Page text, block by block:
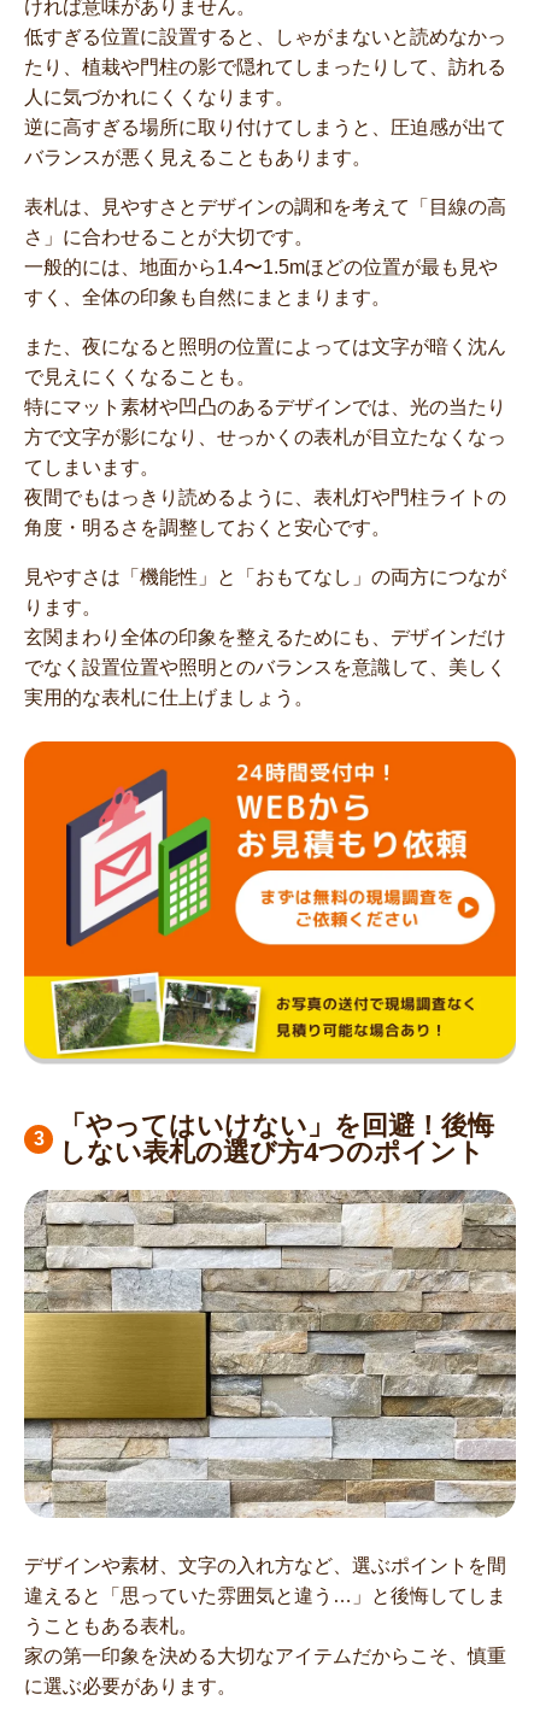
ければ意味がありません。
低すぎる位置に設置すると、しゃがまないと読めなかっ
たり、植栽や門柱の影で隠れてしまったりして、訪れる
人に気づかれにくくなります。
逆に高すぎる場所に取り付けてしまうと、圧迫感が出て
バランスが悪く見えることもあります。
表札は、見やすさとデザインの調和を考えて「目線の高
さ」に合わせることが大切です。
一般的には、地面から1.4〜1.5mほどの位置が最も見や
すく、全体の印象も自然にまとまります。
また、夜になると照明の位置によっては文字が暗く沈ん
で見えにくくなることも。
特にマット素材や凹凸のあるデザインでは、光の当たり
方で文字が影になり、せっかくの表札が目立たなくなっ
てしまいます。
夜間でもはっきり読めるように、表札灯や門柱ライトの
角度・明るさを調整しておくと安心です。
見やすさは「機能性」と「おもてなし」の両方につなが
ります。
玄関まわり全体の印象を整えるためにも、デザインだけ
でなく設置位置や照明とのバランスを意識して、美しく
実用的な表札に仕上げましょう。
「やってはいけない」を回避！後悔
しない表札の選び方4つのポイント
デザインや素材、文字の入れ方など、選ぶポイントを間
違えると「思っていた雰囲気と違う…」と後悔してしま
うこともある表札。
家の第一印象を決める大切なアイテムだからこそ、慎重
に選ぶ必要があります。